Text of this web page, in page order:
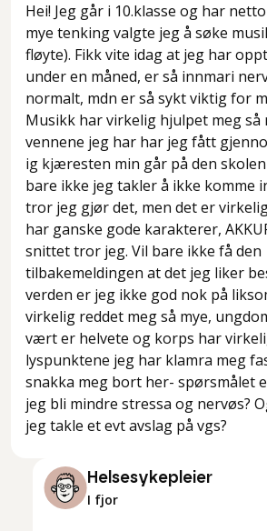
Hei! Jeg går i 10.klasse og har
mye tenking valgte jeg å søke
fløyte). Fikk vite idag at jeg har
under en måned, er så innmari
normalt, mdn er så sykt viktig for
Musikk har virkelig hjulpet meg så
vennene jeg har har jeg fått
ig kjæresten min går på den
bare ikke jeg takler å ikke komme
tror jeg gjør det, men det er
har ganske gode karakterer,
snittet tror jeg. Vil bare ikke få den
tilbakemeldingen at det jeg liker
verden er jeg ikke god nok på
virkelig reddet meg så mye,
vært er helvete og korps har
lyspunktene jeg har klamra meg
snakka meg bort her- spørsmålet
jeg bli mindre stressa og nervøs?
jeg takle et evt avslag på vgs?
Helsesykepleier
I fjor